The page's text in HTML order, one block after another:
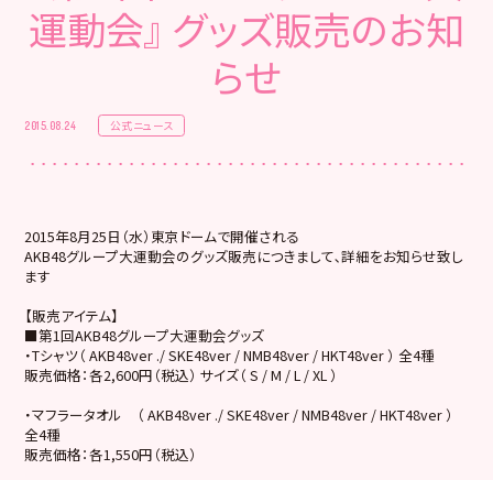
運動会』 グッズ販売のお知
らせ
2015.08.24 公式ニュース
2015年8月25日（水）東京ドームで開催される
AKB48グループ大運動会のグッズ販売につきまして､詳細をお知らせ致し
ます
【販売アイテム】
■第1回AKB48グループ大運動会グッズ
・Tシャツ（ AKB48ver ./ SKE48ver / NMB48ver / HKT48ver ） 全4種
販売価格：各2,600円（税込） サイズ（ S / M / L / XL ）
・マフラータオル （ AKB48ver ./ SKE48ver / NMB48ver / HKT48ver ）
全4種
販売価格：各1,550円（税込）